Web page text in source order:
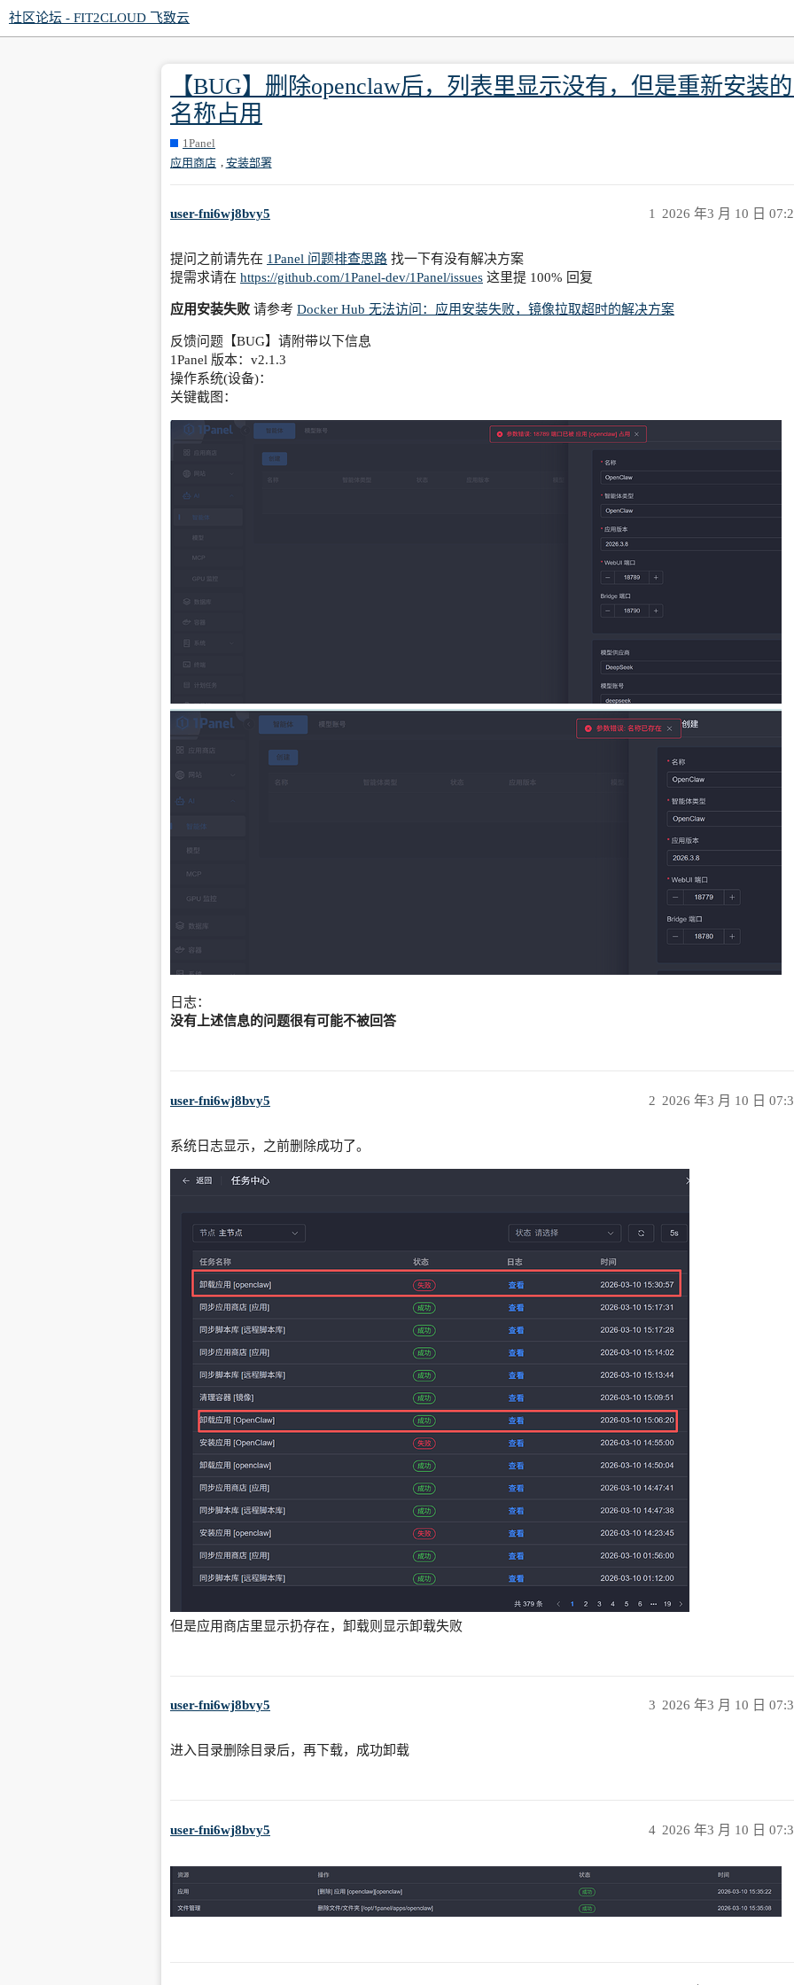
社区论坛 - FIT2CLOUD 飞致云
【BUG】删除openclaw后，列表里显示没有，但是重新安装
名称占用
1Panel
应用商店
安装部署
user-fni6wj8bvy5 2026 年3 月 10 日
1
提问之前请先在 1Panel 问题排查思路 找一下有没有解决方案
提需求请在 https://github.com/1Panel-dev/1Panel/issues 这里提 100% 回复
应用安装失败 请参考 Docker Hub 无法访问：应用安装失败，镜像拉取超时的解决方案
反馈问题【BUG】请附带以下信息
1Panel 版本：v2.1.3
操作系统(设备)：
关键截图：
日志：
没有上述信息的问题很有可能不被回答
user-fni6wj8bvy5 2026 年3 月 10 日
2
系统日志显示，之前删除成功了。
但是应用商店里显示扔存在，卸载则显示卸载失败
user-fni6wj8bvy5 2026 年3 月 10 日
3
进入目录删除目录后，再下载，成功卸载
user-fni6wj8bvy5 2026 年3 月 10 日
4